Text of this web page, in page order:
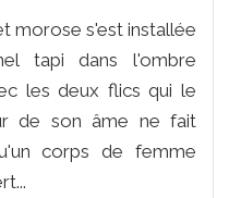
morose s'est installée
tapi dans l'ombre
les deux flics qui le
de son âme ne fait
corps de femme